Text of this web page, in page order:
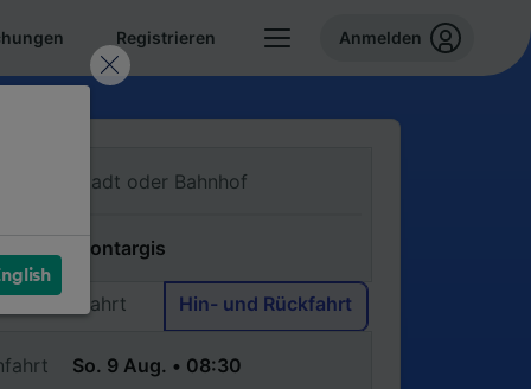
Registrieren Anmelden
Fahrt Hin- und Rückfahrt